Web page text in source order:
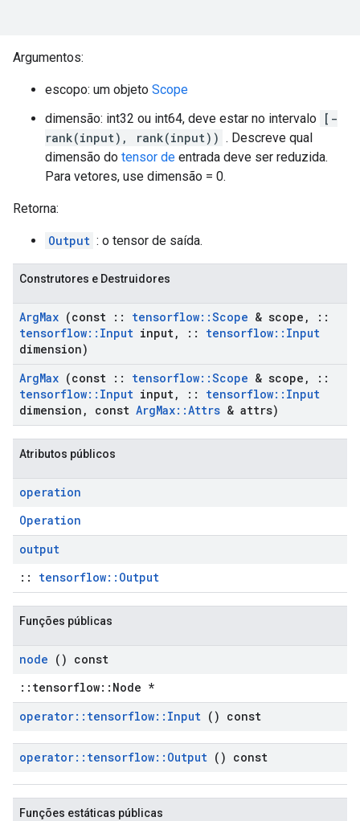
Argumentos:
escopo: um objeto Scope
dimensão: int32 ou int64, deve estar no intervalo [-
rank(input), rank(input)) . Descreve qual
dimensão do tensor de entrada deve ser reduzida.
Para vetores, use dimensão = 0.
Retorna:
Output : o tensor de saída.
Construtores e Destruidores
ArgMax (const :: tensorflow::Scope & scope ,
::
tensorflow:: Input input, :: tensorflow:: Input
dimension)
ArgMax (const :: tensorflow::Scope & scope ,
::
tensorflow:: Input input, :: tensorflow:: Input
dimension , const ArgMax::Attrs & attrs)
Atributos públicos
operation
Operation
output
:: tensorflow::Output
Funções públicas
node () const
::tensorflow::Node *
operator:: tensorflow:: Input () const
operator:: tensorflow:: Output () const
Funções estáticas públicas